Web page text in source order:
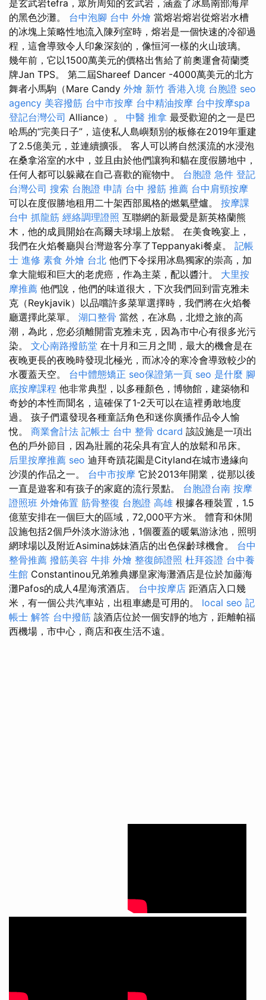
是玄武岩tefra，眾所周知的玄武岩，涵蓋了冰島南部海岸
的黑色沙灘。 台中泡腳 台中 外燴 當熔岩熔岩從熔岩水槽
的冰塊上策略性地流入陳列室時，熔岩是一個快速的冷卻過
程，這會導致令人印象深刻的，像恒河一樣的火山玻璃。
幾年前，它以1500萬美元的價格出售給了前奧運會荷蘭獎
牌Jan TPS。 第二屆Shareef Dancer -4000萬美元的北方
舞者小馬駒（Mare Candy 外燴 新竹 香港入境 台胞證 seo
agency 美容撥筋 台中市按摩 台中精油按摩 台中按摩spa
登記台灣公司 Alliance）。 中醫 推拿 最受歡迎的之一是巴
哈馬的“完美日子”，這使私人島嶼類別的板條在2019年重建
了2.5億美元，並連續擴張。 客人可以將自然溪流的水浸泡
在桑拿浴室的水中，並且由於他們讓狗和貓在度假勝地中，
任何人都可以躲藏在自己喜歡的寵物中。 台胞證 急件 登記
台灣公司 搜索 台胞證 申請 台中 撥筋 推薦 台中肩頸按摩
可以在度假勝地租用二十架西部風格的燃氣壁爐。 按摩課
台中 抓龍筋 經絡調理證照 互聯網的新最愛是新英格蘭熊
木，他的成員開始在高爾夫球場上放鬆。 在美食晚宴上，
我們在火焰餐廳與台灣遊客分享了Teppanyaki餐桌。 記帳
士 進修 素食 外燴 台北 他們下令採用冰島獨家的崇高，加
拿大龍蝦和巨大的老虎癌，作為主菜，配以醬汁。 大里按
摩推薦 他們說，他們的味道很大，下次我們回到雷克雅未
克（Reykjavik）以品嚐許多菜單選擇時，我們將在火焰餐
廳選擇此菜單。 湖口整骨 當然，在冰島，北燈之旅的高
潮，為此，您必須離開雷克雅未克，因為市中心有很多光污
染。 文心南路撥筋堂 在十月和三月之間，最大的機會是在
夜晚更長的夜晚時發現北極光，而冰冷的寒冷會導致較少的
水覆蓋天空。 台中體態矯正 seo保證第一頁 seo 是什麼 腳
底按摩課程 他非常典型，以多種顏色，博物館，建築物和
奇妙的本性而聞名，這確保了1-2天可以在這裡勇敢地度
過。 孩子們還發現各種童話角色和迷你廣播作品令人愉
悅。 商業會計法 記帳士 台中 整骨 dcard 該設施是一項出
色的戶外節目，因為壯麗的花朵具有宜人的放鬆和吊床。
后里按摩推薦 seo 迪拜奇蹟花園是Cityland在城市邊緣向
沙漠的作品之一。 台中市按摩 它於2013年開業，從那以後
一直是遊客和有孩子的家庭的流行景點。 台胞證台南 按摩
證照班 外燴佈置 筋骨整復 台胞證 高雄 根據各種裝置，1.5
億莖安排在一個巨大的區域，72,000平方米。 體育和休閒
設施包括2個戶外淡水游泳池，1個覆蓋的暖氣游泳池，照明
網球場以及附近Asimina姊妹酒店的出色保齡球機會。 台中
整骨推薦 撥筋美容 牛排 外燴 整復師證照 杜拜簽證 台中養
生館 Constantinou兄弟雅典娜皇家海灘酒店是位於加藤海
灘Pafos的成人4星海濱酒店。 台中按摩店 距酒店入口幾
米，有一個公共汽車站，出租車總是可用的。 local seo 記
帳士 解答 台中撥筋 該酒店位於一個安靜的地方，距離帕福
西機場，市中心，商店和夜生活不遠。